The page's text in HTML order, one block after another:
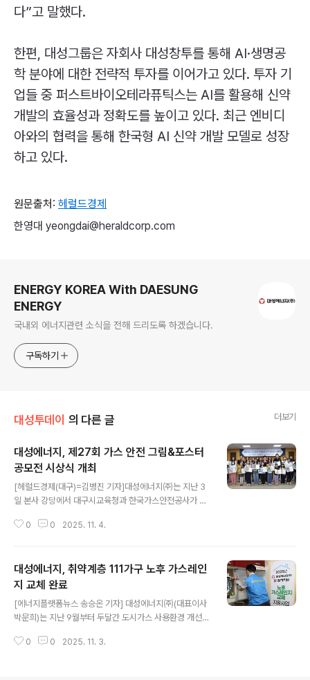
다”고 말했다.
한편, 대성그룹은 자회사 대성창투를 통해 AI·생명공
학 분야에 대한 전략적 투자를 이어가고 있다. 투자 기
업들 중 퍼스트바이오테라퓨틱스는 AI를 활용해 신약
개발의 효율성과 정확도를 높이고 있다. 최근 엔비디
아와의 협력을 통해 한국형 AI 신약 개발 모델로 성장
하고 있다.
원문출처: 헤럴드경제
한영대 yeongdai@heraldcorp.com
ENERGY KOREA With DAESUNG
ENERGY
국내외 에너지관련 소식을 전해 드리도록 하겠습니다.
구독하기
대성투데이 의 다른 글 더보기
대성에너지, 제27회 가스 안전 그림&포스터
공모전 시상식 개최
[헤럴드경제(대구)=김병진 기자]대성에너지㈜는 지난 3
일 본사 강당에서 대구시교육청과 한국가스안전공사가 후
최했다.이날 시상식에는 강은희 대구시교육감과 안중희 한
중(금상) △와룡중(은상) △대구교대대구부설초(동상)이
각각 수상했다.개인상 부문에서는 초등부 대상 정서진(경
동초) 학생과 중등부 대상 이소율(소선여중) 학생이 영예를
안았으며 금상에는 박소이(범일초), 류혜원(관천중) 학생
등이 수상했다.입상작은 행사 당일 대성에너지 본사 1층 로
비에 전시됐으며 향후 ‘도시가스 안전문화 캠페인’, ‘스스로
0 0 2025. 11. 4.
대성에너지, 취약계층 111가구 노후 가스레인
지 교체 완료
[에너지플랫폼뉴스 송승온 기자] 대성에너지㈜(대표이사
박문희)는 지난 9월부터 두달간 도시가스 사용환경 개선과
레인지 교체 지원사업’을 성공적으로 마쳤다.이번 사업은
0 0 2025. 11. 3.